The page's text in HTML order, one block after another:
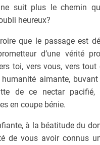
suit plus le chemin
heureux?
que le passage est
d’une vérité
toi, vers vous, vers
aimante, buvant
de ce nectar pacifié,
en coupe bénie.
à la béatitude du
de vous avoir connus